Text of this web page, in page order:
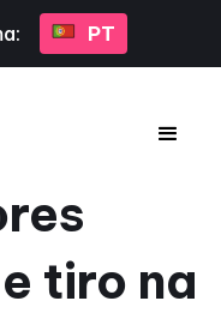
PT
tiro na